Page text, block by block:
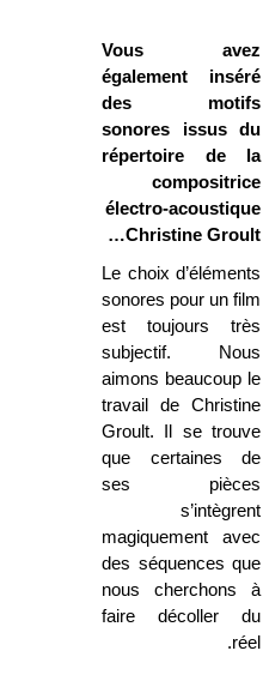
Vous avez
également inséré
des motifs
sonores issus du
répertoire de la
compositrice
électro-acoustique
Christine Groult…
Le choix d’éléments
sonores pour un film
est toujours très
subjectif. Nous
aimons beaucoup le
travail de Christine
Groult. Il se trouve
que certaines de
ses pièces
s’intègrent
magiquement avec
des séquences que
nous cherchons à
faire décoller du
réel.